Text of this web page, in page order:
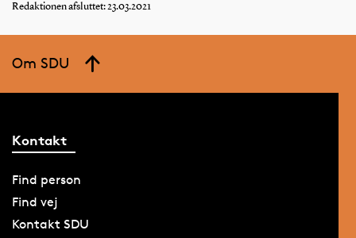
Redaktionen afsluttet: 23.03.2021
Om SDU
Kontakt
Find person
Find vej
Kontakt SDU